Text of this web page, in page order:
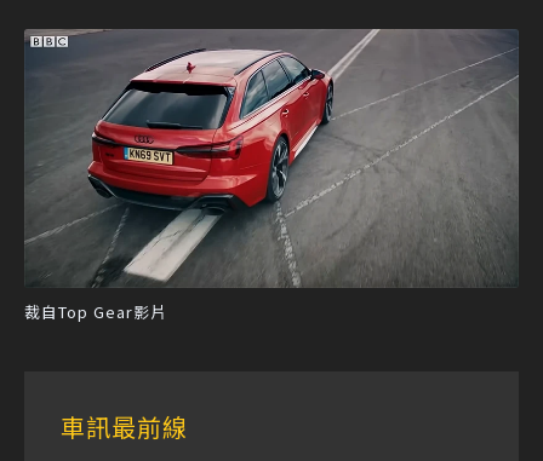
裁自Top Gear影片
車訊最前線